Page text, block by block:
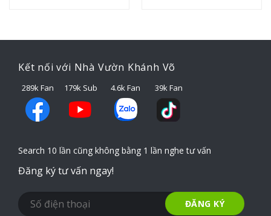
Kết nối với Nhà Vườn Khánh Võ
289k Fan 179k Sub 4.6k Fan 39k Fan
Search 10 lần cũng không bằng 1 lần nghe tư vấn
Đăng ký tư vấn ngay!